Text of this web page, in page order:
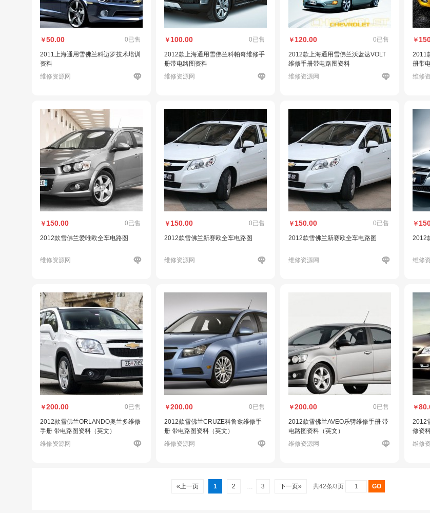
￥50.00 0已售
2011上海通用雪佛兰科迈罗技术培训
资料
维修资源网
￥ 100.00 0已售
2012款上海通用雪佛兰科帕奇维修手
册带电路图资料
维修资源网
￥ 120.00 0已售
2012款上海通用雪佛兰沃蓝达VOLT
维修手册带电路图资料
维修资源网
￥
2011
册带
维修
￥ 150.00 0已售
2012款雪佛兰爱唯欧全车电路图
维修资源网
￥ 150.00 0已售
2012款雪佛兰新赛欧全车电路图
维修资源网
￥ 150.00 0已售
2012款雪佛兰新赛欧全车电路图
维修资源网
￥
2012
维修
￥200.00 0已售
2012款雪佛兰ORLANDO奥兰多维修
手册 带电路图资料（英文）
维修资源网
￥200.00 0已售
2012款雪佛兰CRUZE科鲁兹维修手
册 带电路图资料（英文）
维修资源网
￥200.00 0已售
2012款雪佛兰AVEO乐骋维修手册 带
电路图资料（英文）
维修资源网
￥
2012
修资
维修
«上一页 1 2 … 3 下一页» 共42条/3页